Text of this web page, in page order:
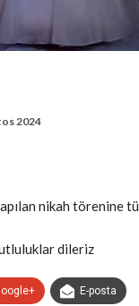
2024
nikah törenine
dileriz
E-posta